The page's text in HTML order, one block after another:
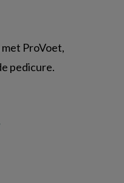
ProVoet,
pedicure.